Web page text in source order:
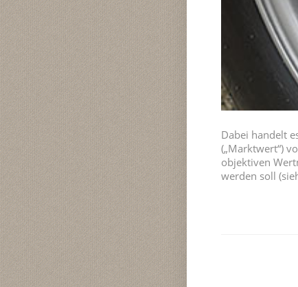
Dabei handelt
(„Marktwert“)
objektiven
werden soll